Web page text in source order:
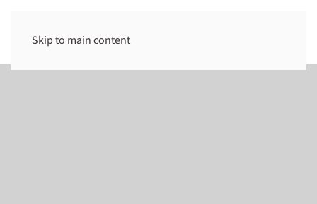
Skip to main content